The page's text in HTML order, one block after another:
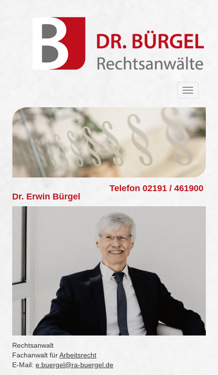
Toggle
Telefon 02191 / 461900
Dr. Erwin Bürgel
Rechtsanwalt
Fachanwalt fürArbeitsrecht
E-Mail: e.buergel@ra-buergel.de